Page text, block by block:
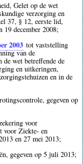
Gelet op de wet
verzorging en
37, § 12, eerste lid,
19 december 2008;
2003 tot vaststelling
van de
wet betreffende de
en uitkeringen,
en in de
gegeven op
voor
voor Ziekte- en
en 27 mei 2013;
gegeven op 5 juli 2013;